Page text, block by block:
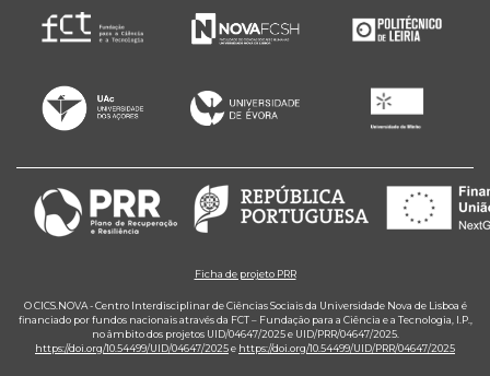
Ficha de projeto PRR
O CICS.NOVA - Centro Interdisciplinar de Ciências Sociais da Universidade Nova de Lisboa é
financiado por fundos nacionais através da FCT – Fundação para a Ciência e a Tecnologia, I.P.,
no âmbito dos projetos UID/04647/2025 e UID/PRR/04647/2025.
https://doi.org/10.54499/UID/04647/2025e https://doi.org/10.54499/UID/PRR/04647/2025